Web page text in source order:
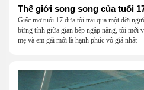
Thế giới song song của tuổi
Giấc mơ tuổi 17 đưa tôi trải qua một đời
bừng tỉnh giữa gian bếp ngập nắng, tôi mới
mẹ và em gái mới là hạnh phúc vô giá nhất